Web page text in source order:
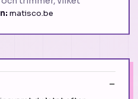
matisco.be